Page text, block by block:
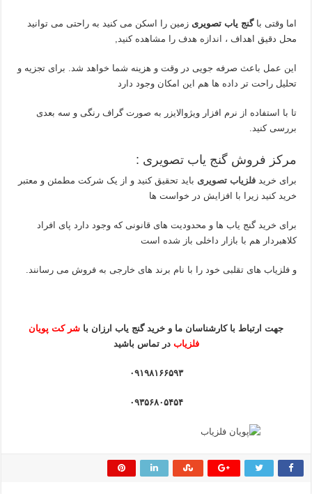
اما وقتی باگنج یاب تصویری زمین را اسکن می کنید به راحتی می توانید
محل دقیق اهداف ، اندازه هدف را مشاهده کنید,
این عمل باعث صرفه جویی در وقت و هزینه شما خواهد شد. برای تجزیه و
تحلیل راحت تر داده ها هم این امکان وجود دارد
تا با استفاده از نرم افزار ویژوالایزر به صورت گراف رنگی و سه بعدی
بررسی کنید.
مرکز فروش گنج یاب تصویری :
برای خریدفلزیاب تصویری باید تحقیق کنید و از یک شرکت مطمئن و معتبر
خرید کنید زیرا با افزایش در خواست ها
برای خرید گنج یاب ها و محدودیت های قانونی که وجود دارد پای افراد
کلاهبردار هم با بازار داخلی باز شده است
و فلزیاب های تقلبی خود را با نام برند های خارجی به فروش می رسانند.
جهت ارتباط با کارشناسان ما و خرید گنج یاب ارزان با شر کت پویان
فلزیاب در تماس باشید
۰۹۱۹۸۱۶۶۵۹۳
۰۹۳۵۶۸۰۵۴۵۴